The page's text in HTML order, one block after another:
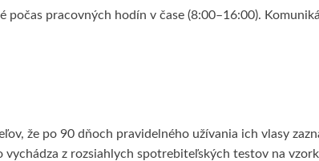
pracovných hodín v čase (8:00–16:00).
že po 90 dňoch pravidelného užívania ich vlasy
z rozsiahlych spotrebiteľských testov na